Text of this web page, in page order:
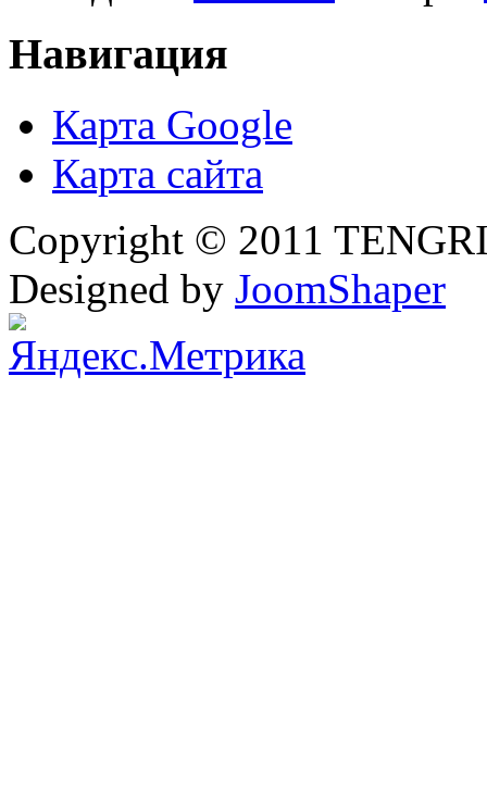
Навигация
Карта Google
Карта сайта
Copyright © 2011
Designed by JoomShaper